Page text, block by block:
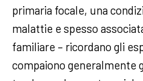
primaria focale, una
malattie e spesso
familiare – ricordano gli
compaiono generalmente